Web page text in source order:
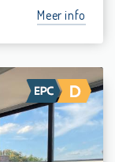
Meer info